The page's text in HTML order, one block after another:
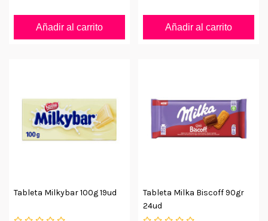
Añadir al carrito Añadir al carrito
Tableta Milkybar 100g 19ud
Tableta Milka Biscoff 90gr
24ud